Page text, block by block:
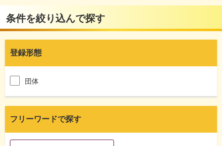
条件を絞り込んで探す
登録形態
団体
フリーワードで探す